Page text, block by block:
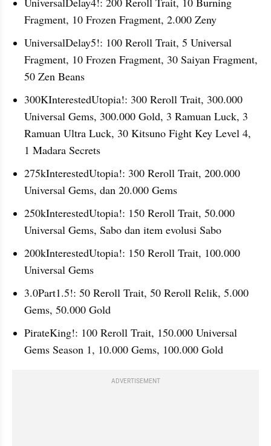
Fragment, 10 Frozen Fragment, 2.000 Zeny
UniversalDelay5!: 100 Reroll Trait, 5 Universal
Fragment, 10 Frozen Fragment, 30 Saiyan Fragment,
50 Zen Beans
300KInterestedUtopia!: 300 Reroll Trait, 300.000
Universal Gems, 300.000 Gold, 3 Ramuan Luck, 3
Ramuan Ultra Luck, 30 Kitsuno Fight Key Level 4,
1 Madara Secrets
275kInterestedUtopia!: 300 Reroll Trait, 200.000
Universal Gems, dan 20.000 Gems
250kInterestedUtopia!: 150 Reroll Trait, 50.000
Universal Gems, Sabo dan item evolusi Sabo
200kInterestedUtopia!: 150 Reroll Trait, 100.000
Universal Gems
3.0Part1.5!: 50 Reroll Trait, 50 Reroll Relik, 5.000
Gems, 50.000 Gold
PirateKing!: 100 Reroll Trait, 150.000 Universal
Gems Season 1, 10.000 Gems, 100.000 Gold
ADVERTISEMENT